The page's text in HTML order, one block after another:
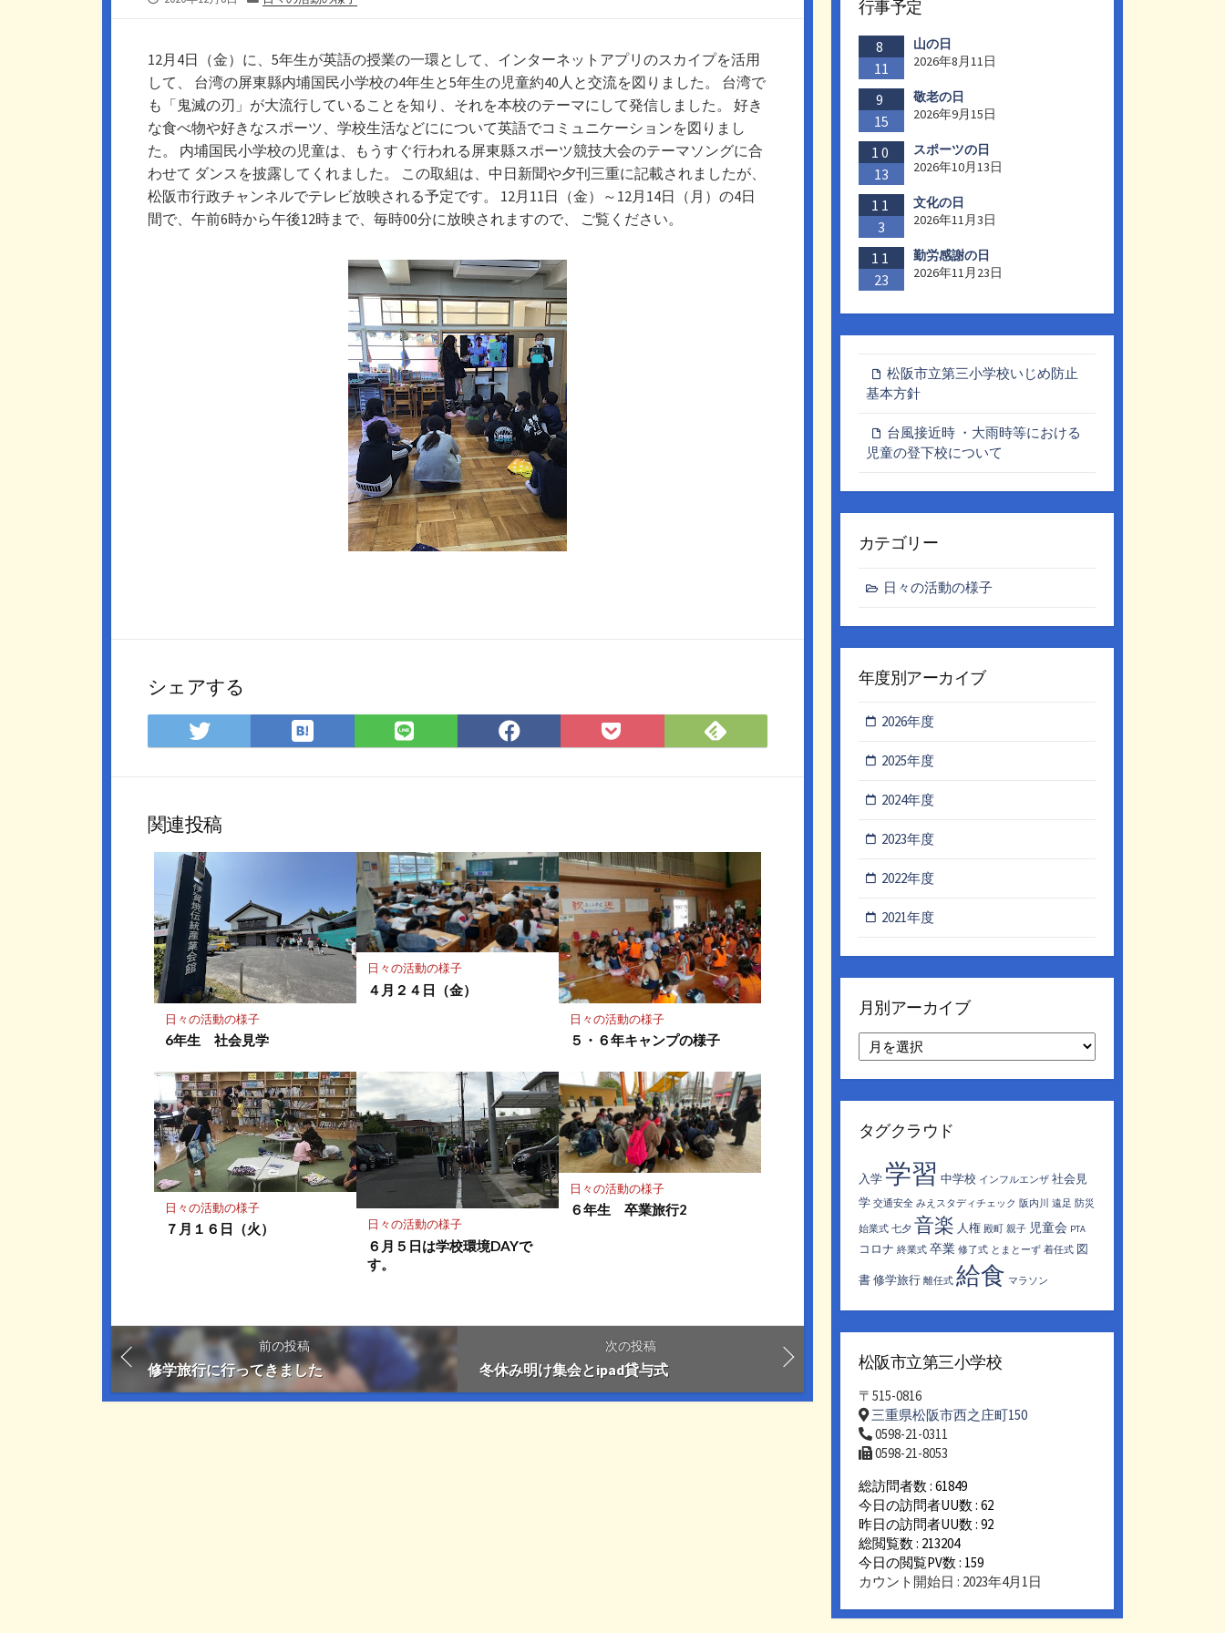
リ
ー
12月4日（金）に、5年生が英語の授業の一環として、インターネットアプリのスカイプを活用
して、 台湾の屏東縣内埔国民小学校の4年生と5年生の児童約40人と交流を図りました。 台湾で
も「鬼滅の刃」が大流行していることを知り、それを本校のテーマにして発信しました。 好き
な食べ物や好きなスポーツ、学校生活などにについて英語でコミュニケーションを図りまし
た。 内埔国民小学校の児童は、もうすぐ行われる屏東縣スポーツ競技大会のテーマソングに合
わせて ダンスを披露してくれました。 この取組は、中日新聞や夕刊三重に記載されましたが、
松阪市行政チャンネルでテレビ放映される予定です。 12月11日（金）～12月14日（月）の4日
間で、午前6時から午後12時まで、毎時00分に放映されますので、 ご覧ください。
シェアする
Twitter
で
ア
は
て
マ
ク
に
保
存
LINE
で
Facebook
で
Pocket
に
Feedly
で
関連投稿
日々の活動の様子
6年生 社会見学
日々の活動の様子
４月２４日（金）
日々の活動の様子
５・６年キャンプの様子
日々の活動の様子
７月１６日（火） 日々の活動の様子
６月５日は学校環境DAYで
す。
日々の活動の様子
６年生 卒業旅行2
前の投稿
修学旅行に行ってきました
次の投稿
冬休み明け集会とipad貸与式
行事予定
8
11
山の日
2026年8月11日
9
15
敬老の日
2026年9月15日
10
13
スポーツの日
2026年10月13日
11
3
文化の日
2026年11月3日
11
23
勤労感謝の日
2026年11月23日
松阪市立第三小学校いじめ防止
基本方針
台風接近時 ・大雨時等における
児童の登下校について
カテゴリー
日々の活動の様子
年度別アーカイブ
2026年度
2025年度
2024年度
2023年度
2022年度
2021年度
月別アーカイブ
別
ア
ー
イ
タグクラウド
入学 学習 中学校 インフルエンザ 社会見
学 交通安全 みえスタディチェック 阪内川 遠足 防災
始業式 七夕 音楽 人権 殿町 親子 児童会 PTA
コロナ 終業式 卒業 修了式 とまとーず 着任式 図
書 修学旅行 離任式 給食 マラソン
松阪市立第三小学校
〒515-0816
三重県松阪市西之庄町150
0598-21-0311
0598-21-8053
総訪問者数 : 61849
今日の訪問者UU数 : 62
昨日の訪問者UU数 : 92
総閲覧数 : 213204
今日の閲覧PV数 : 159
カウント開始日 : 2023年4月1日